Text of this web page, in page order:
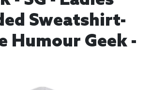
Sweatshirt-
Humour Geek -